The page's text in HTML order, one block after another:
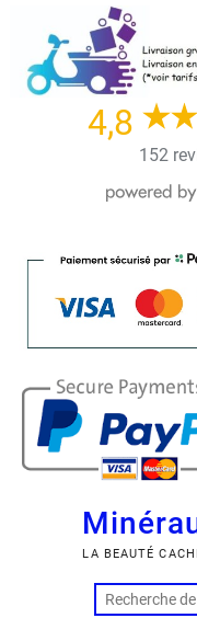
content
4,8
152
LA BEAUTÉ